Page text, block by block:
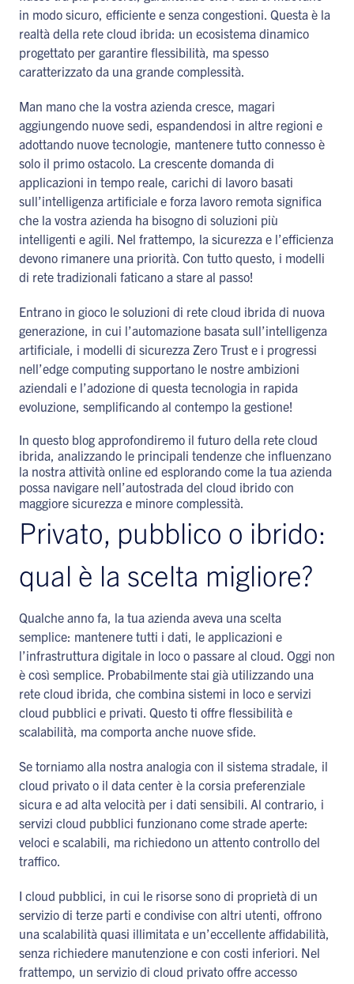
in modo sicuro, efficiente e senza congestioni. Questa è la
realtà della rete cloud ibrida: un ecosistema dinamico
progettato per garantire flessibilità, ma spesso
caratterizzato da una grande complessità.
Man mano che la vostra azienda cresce, magari
aggiungendo nuove sedi, espandendosi in altre regioni e
adottando nuove tecnologie, mantenere tutto connesso è
solo il primo ostacolo. La crescente domanda di
applicazioni in tempo reale, carichi di lavoro basati
sull’intelligenza artificiale e forza lavoro remota significa
che la vostra azienda ha bisogno di soluzioni più
intelligenti e agili. Nel frattempo, la sicurezza e l’efficienza
devono rimanere una priorità. Con tutto questo, i modelli
di rete tradizionali faticano a stare al passo!
Entrano in gioco le soluzioni di rete cloud ibrida di nuova
generazione, in cui l’automazione basata sull’intelligenza
artificiale, i modelli di sicurezza Zero Trust e i progressi
nell’edge computing supportano le nostre ambizioni
aziendali e l’adozione di questa tecnologia in rapida
evoluzione, semplificando al contempo la gestione!
In questo blog approfondiremo il futuro della rete cloud
ibrida, analizzando le principali tendenze che influenzano
la nostra attività online ed esplorando come la tua azienda
possa navigare nell’autostrada del cloud ibrido con
maggiore sicurezza e minore complessità.
Privato, pubblico o ibrido:
qual è la scelta migliore?
Qualche anno fa, la tua azienda aveva una scelta
semplice: mantenere tutti i dati, le applicazioni e
l’infrastruttura digitale in loco o passare al cloud. Oggi non
è così semplice. Probabilmente stai già utilizzando una
rete cloud ibrida, che combina sistemi in loco e servizi
cloud pubblici e privati. Questo ti offre flessibilità e
scalabilità, ma comporta anche nuove sfide.
Se torniamo alla nostra analogia con il sistema stradale, il
cloud privato o il data center è la corsia preferenziale
sicura e ad alta velocità per i dati sensibili. Al contrario, i
servizi cloud pubblici funzionano come strade aperte:
veloci e scalabili, ma richiedono un attento controllo del
traffico.
I cloud pubblici, in cui le risorse sono di proprietà di un
servizio di terze parti e condivise con altri utenti, offrono
una scalabilità quasi illimitata e un’eccellente affidabilità,
senza richiedere manutenzione e con costi inferiori. Nel
frattempo, un servizio di cloud privato offre accesso